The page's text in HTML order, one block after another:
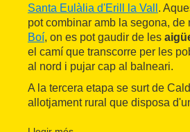
Santa Eulàlia d'Erill la Vall .
pot combinar amb la segona,
Boí, on es pot gaudir de les
el camí que transcorre per les
al nord i pujar cap al balneari.
A la tercera etapa se surt de
allotjament rural que disposa